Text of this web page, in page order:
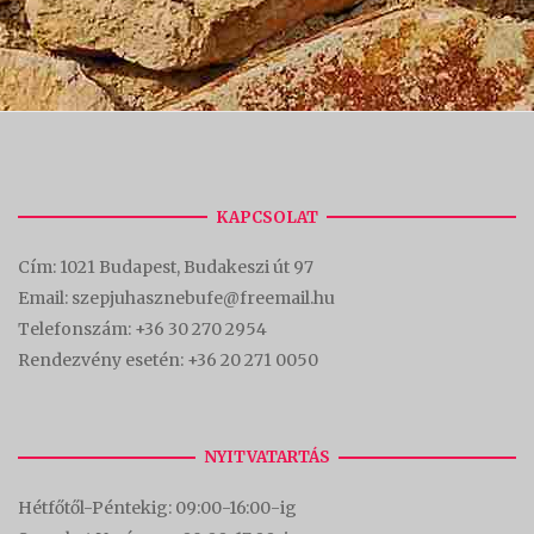
KAPCSOLAT
Cím: 1021 Budapest, Budakeszi út 97
Email: szepjuhasznebufe@freemail.hu
Telefonszám: +36 30 270 2954
Rendezvény esetén: +36 20 271 0050
NYITVATARTÁS
Hétfőtől-Péntekig: 09:00-16:00-ig